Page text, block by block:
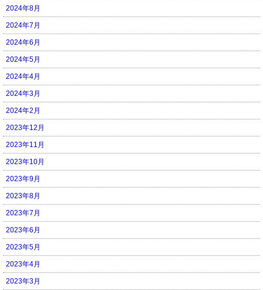
2024年8月
2024年7月
2024年6月
2024年5月
2024年4月
2024年3月
2024年2月
2023年12月
2023年11月
2023年10月
2023年9月
2023年8月
2023年7月
2023年6月
2023年5月
2023年4月
2023年3月